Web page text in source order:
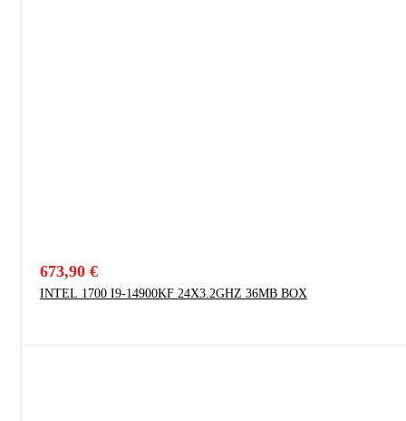
673,90 €
INTEL 1700 I9-14900KF 24X3.2GHZ 36MB BOX